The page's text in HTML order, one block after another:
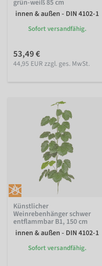
grün-weiß 85 cm
innen & außen - DIN 4102-1
Sofort versandfähig.
53,49 €
44,95 EUR zzgl. ges. MwSt.
Künstlicher
Weinrebenhänger schwer
entflammbar B1, 150 cm
innen & außen - DIN 4102-1
Sofort versandfähig.